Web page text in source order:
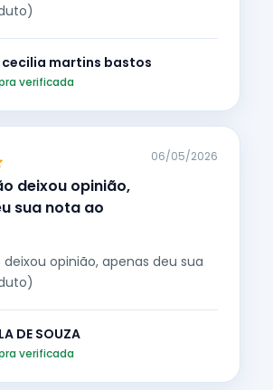
martins bastos
verificada
deixou opinião,
sua nota ao
06/05/2026
opinião, apenas deu sua
DE SOUZA
verificada